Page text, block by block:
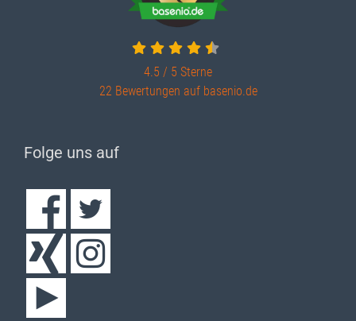
4.5 / 5 Sterne
22 Bewertungen auf basenio.de
Folge uns auf